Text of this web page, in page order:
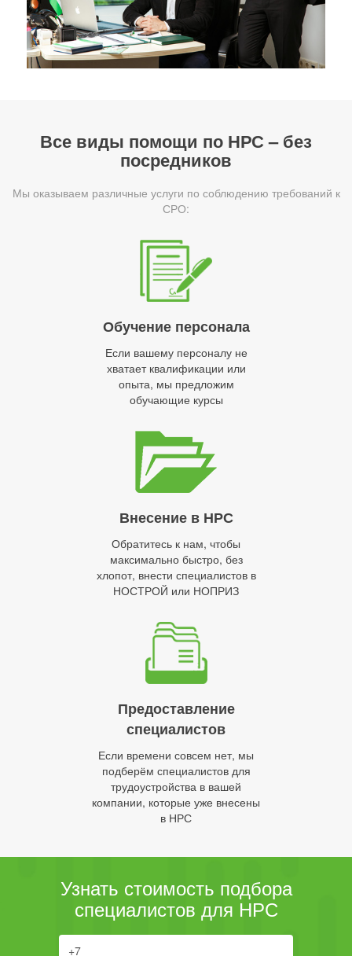
Все виды помощи по НРС – без
посредников
Мы оказываем различные услуги по соблюдению требований к
СРО:
Обучение персонала
Если вашему персоналу не
хватает квалификации или
опыта, мы предложим
обучающие курсы
Внесение в НРС
Обратитесь к нам, чтобы
максимально быстро, без
хлопот, внести специалистов в
НОСТРОЙ или НОПРИЗ
Предоставление
специалистов
Если времени совсем нет, мы
подберём специалистов для
трудоустройства в вашей
компании, которые уже внесены
в НРС
Узнать стоимость подбора
специалистов для НРС